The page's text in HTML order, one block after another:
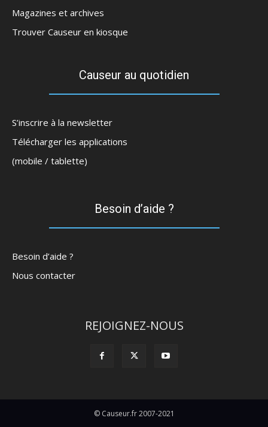
Magazines et archives
Trouver Causeur en kiosque
Causeur au quotidien
S’inscrire à la newsletter
Télécharger les applications
(mobile / tablette)
Besoin d’aide ?
Besoin d’aide ?
Nous contacter
REJOIGNEZ-NOUS
© Causeur.fr 2007-2021